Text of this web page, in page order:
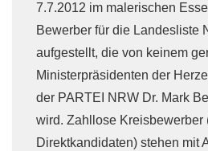
7.7.2012 im malerischen
Bewerber für die Landesliste
aufgestellt, die von keinem
Ministerpräsidenten der
der PARTEI NRW Dr. Mark
wird. Zahllose Kreisbewerber
Direktkandidaten) stehen mit